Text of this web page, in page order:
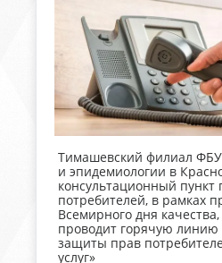
Тимашевский филиал
и эпидемиологии в
консультационный
потребителей, в рамках
Всемирного дня
проводит горячую линию
защиты прав
услуг»